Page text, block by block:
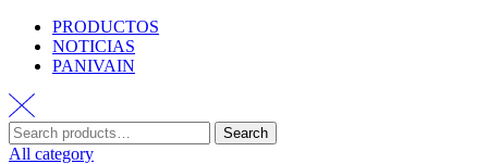
PRODUCTOS
NOTICIAS
PANIVAIN
Search
All category